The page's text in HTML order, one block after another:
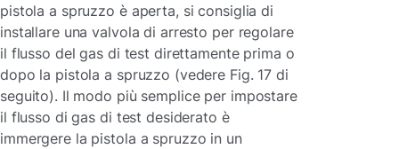
pistola a spruzzo è aperta, si consiglia di
installare una valvola di arresto per regolare
il flusso del gas di test direttamente prima o
dopo la pistola a spruzzo (vedere Fig. 17 di
seguito). Il modo più semplice per impostare
il flusso di gas di test desiderato è
immergere la pistola a spruzzo in un